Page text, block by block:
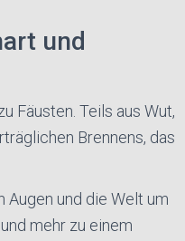
und
Fäusten. Teils aus Wut,
Brennens, das
Augen und die Welt um
mehr zu einem